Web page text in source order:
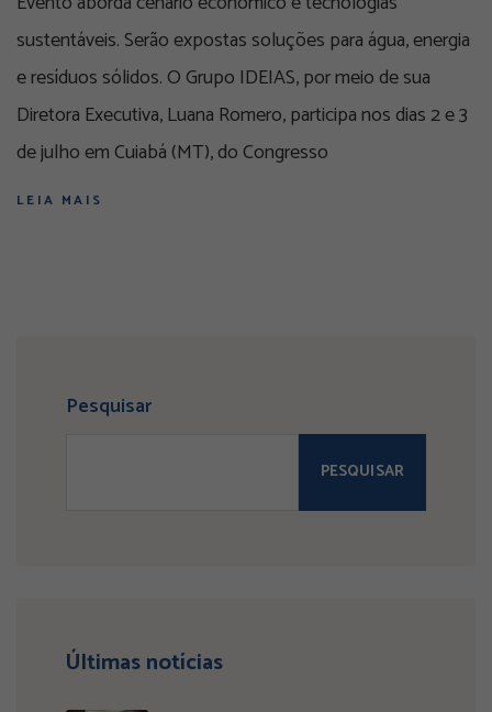
sustentáveis. Serão expostas soluções para água, energia
e resíduos sólidos. O Grupo IDEIAS, por meio de sua
Diretora Executiva, Luana Romero, participa nos dias 2 e 3
de julho em Cuiabá (MT), do Congresso
LEIA MAIS
Pesquisar
PESQUISAR
Últimas notícias